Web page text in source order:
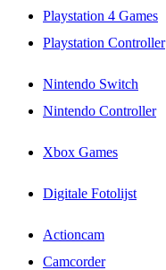
Playstation 4 Games
Playstation Controller
Nintendo Switch
Nintendo Controller
Xbox Games
Digitale Fotolijst
Actioncam
Camcorder